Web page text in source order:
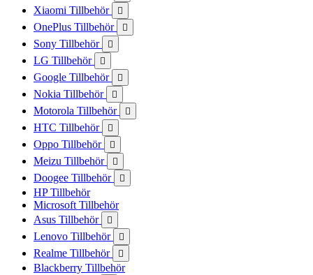
Xiaomi Tillbehör 
OnePlus Tillbehör 
Sony Tillbehör 
LG Tillbehör 
Google Tillbehör 
Nokia Tillbehör 
Motorola Tillbehör 
HTC Tillbehör 
Oppo Tillbehör 
Meizu Tillbehör 
Doogee Tillbehör 
HP Tillbehör
Microsoft Tillbehör
Asus Tillbehör

Lenovo Tillbehör 
Realme Tillbehör 
Blackberry Tillbehör